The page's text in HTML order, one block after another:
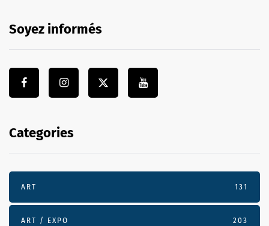
Soyez informés
Categories
ART 131
ART / EXPO 203